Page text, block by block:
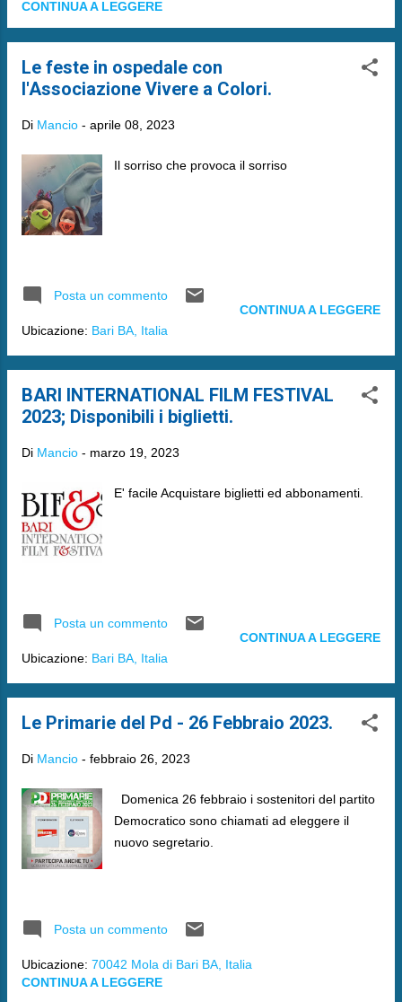
CONTINUA A LEGGERE
Le feste in ospedale con
l'Associazione Vivere a Colori.
Di Mancio - aprile 08, 2023
Il sorriso che provoca il sorriso
Posta un commento
Ubicazione: Bari BA, Italia
CONTINUA A LEGGERE
BARI INTERNATIONAL FILM FESTIVAL
2023; Disponibili i biglietti.
Di Mancio - marzo 19, 2023
E' facile Acquistare biglietti ed abbonamenti.
Posta un commento
Ubicazione: Bari BA, Italia
CONTINUA A LEGGERE
Le Primarie del Pd - 26 Febbraio 2023.
Di Mancio - febbraio 26, 2023
Domenica 26 febbraio i sostenitori del partito
Democratico sono chiamati ad eleggere il
nuovo segretario.
Posta un commento
Ubicazione: 70042 Mola di Bari BA, Italia
CONTINUA A LEGGERE